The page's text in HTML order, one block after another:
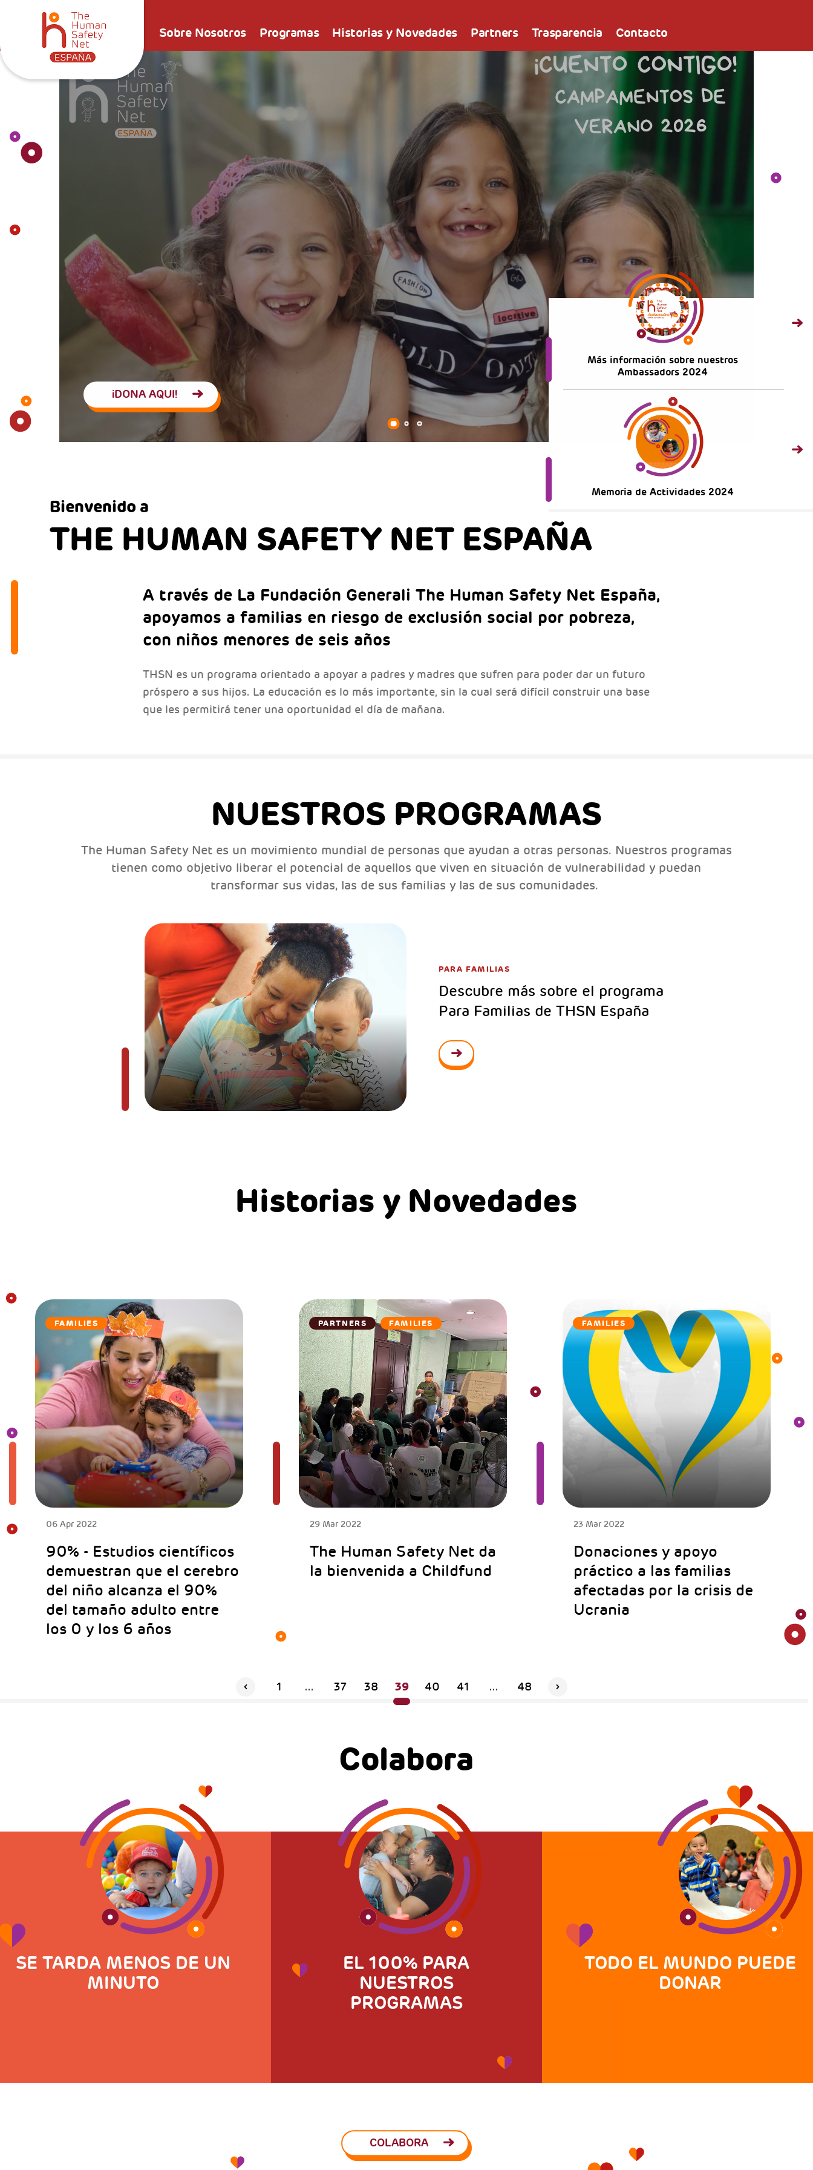
Sobre Nosotros Programas Historias y Novedades Partners Trasparencia Contacto
Más información sobre nuestros
Ambassadors 2024
Memoria de Actividades 2024
¡DONA AQUI!
Bienvenido a
THE HUMAN SAFETY NET ESPAÑA
A través de La Fundación Generali The Human Safety Net España,
apoyamos a familias en riesgo de exclusión social por pobreza,
con niños menores de seis años
THSN es un programa orientado a apoyar a padres y madres que sufren para poder dar un futuro
próspero a sus hijos. La educación es lo más importante, sin la cual será difícil construir una base
que les permitirá tener una oportunidad el día de mañana.
NUESTROS PROGRAMAS
The Human Safety Net es un movimiento mundial de personas que ayudan a otras personas. Nuestros programas
tienen como objetivo liberar el potencial de aquellos que viven en situación de vulnerabilidad y puedan
transformar sus vidas, las de sus familias y las de sus comunidades.
PARA FAMILIAS
Descubre más sobre el programa
Para Familias de THSN España
Historias y Novedades
FAMILIES
06 Apr 2022
90% - Estudios científicos
demuestran que el cerebro
del niño alcanza el 90%
del tamaño adulto entre
los 0 y los 6 años
PARTNERS FAMILIES
29 Mar 2022
The Human Safety Net da
la bienvenida a Childfund
FAMILIES
23 Mar 2022
Donaciones y apoyo
práctico a las familias
afectadas por la crisis de
Ucrania
1 ... 37 38 39 40 41 ... 48
Colabora
SE TARDA MENOS DE UN
MINUTO
EL 100% PARA
NUESTROS
PROGRAMAS
TODO EL MUNDO PUEDE
DONAR
COLABORA